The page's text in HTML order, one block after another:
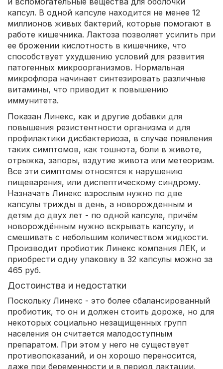
капсул. В одной капсуле находится не менее 12
миллионов живых бактерий, которые помогают в
работе кишечника. Лактоза позволяет усилить при
ее брожении кислотность в кишечнике, что
способствует ухудшению условий для развития
патогенных микроорганизмов. Нормальная
микрофлора начинает синтезировать различные
витамины, что приводит к повышению
иммунитета.
Показан Линекс, как и другие добавки для
повышения резистентности организма и для
профилактики дисбактериоза, в случае появления
таких симптомов, как тошнота, боли в животе,
отрыжка, запоры, вздутие живота или метеоризм.
Все эти симптомы относятся к нарушению
пищеварения, или диспептическому синдрому.
Назначать Линекс взрослым нужно по две
капсулы трижды в день, а новорожденным и
детям до двух лет - по одной капсуле, причём
новорождённым нужно вскрывать капсулу, и
смешивать с небольшим количеством жидкости.
Производит пробиотик Линекс компания ЛЕК, и
приобрести одну упаковку в 32 капсулы можно за
465 руб.
Достоинства и недостатки
Поскольку Линекс - это более сбалансированный
пробиотик, то он и должен стоить дороже, но для
некоторых социально незащищенных групп
населения он считается малодоступным
препаратом. При этом у него не существует
противопоказаний, и он хорошо переносится,
даже при беременности и в период лактации.